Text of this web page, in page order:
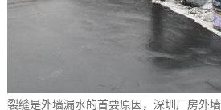
裂缝是外墙漏水的首要原因，深圳厂房外